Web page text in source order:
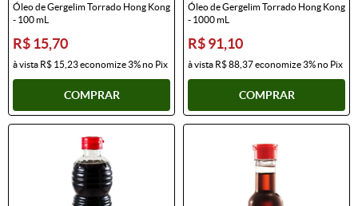
Óleo de Gergelim Torrado Hong Kong
- 100 mL
R$ 15,70
à vista R$ 15,23economize3%no Pix
COMPRAR
Óleo de Gergelim Torrado Hong Kong
- 1000 mL
R$ 91,10
à vista R$ 88,37economize3%no Pix
COMPRAR